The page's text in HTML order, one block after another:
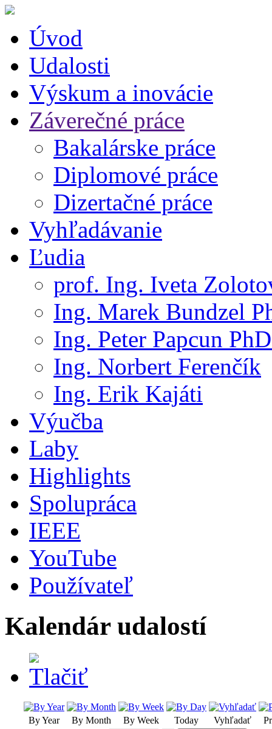
Úvod
Udalosti
Výskum a inovácie
Záverečné práce
Bakalárske práce
Diplomové práce
Dizertačné práce
Vyhľadávanie
Ľudia
prof. Ing. Iveta
Ing. Marek Bundzel
Ing. Peter Papcun
Ing. Norbert Ferenčík
Ing. Erik Kajáti
Výučba
Laby
Highlights
Spolupráca
IEEE
YouTube
Používateľ
Kalendár udalostí
By Year By Month By Week Today Vyhľadať